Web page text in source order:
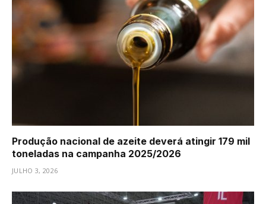
Produção nacional de azeite deverá atingir 179 mil
toneladas na campanha 2025/2026
JULHO 3, 2026